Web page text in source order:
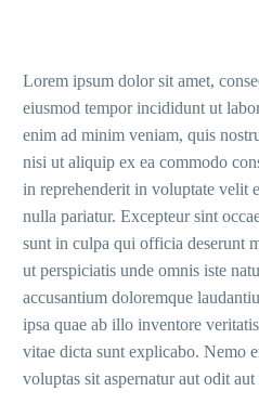
Lorem ipsum dolor sit amet,
eiusmod tempor incididunt ut
enim ad minim veniam, quis
nisi ut aliquip ex ea commodo
in reprehenderit in voluptate velit
nulla pariatur. Excepteur sint
sunt in culpa qui officia deserunt
ut perspiciatis unde omnis iste
accusantium doloremque
ipsa quae ab illo inventore
vitae dicta sunt explicabo. Nemo
voluptas sit aspernatur aut odit aut